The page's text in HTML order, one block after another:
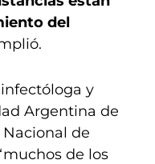
del
y
Argentina de
de
de los